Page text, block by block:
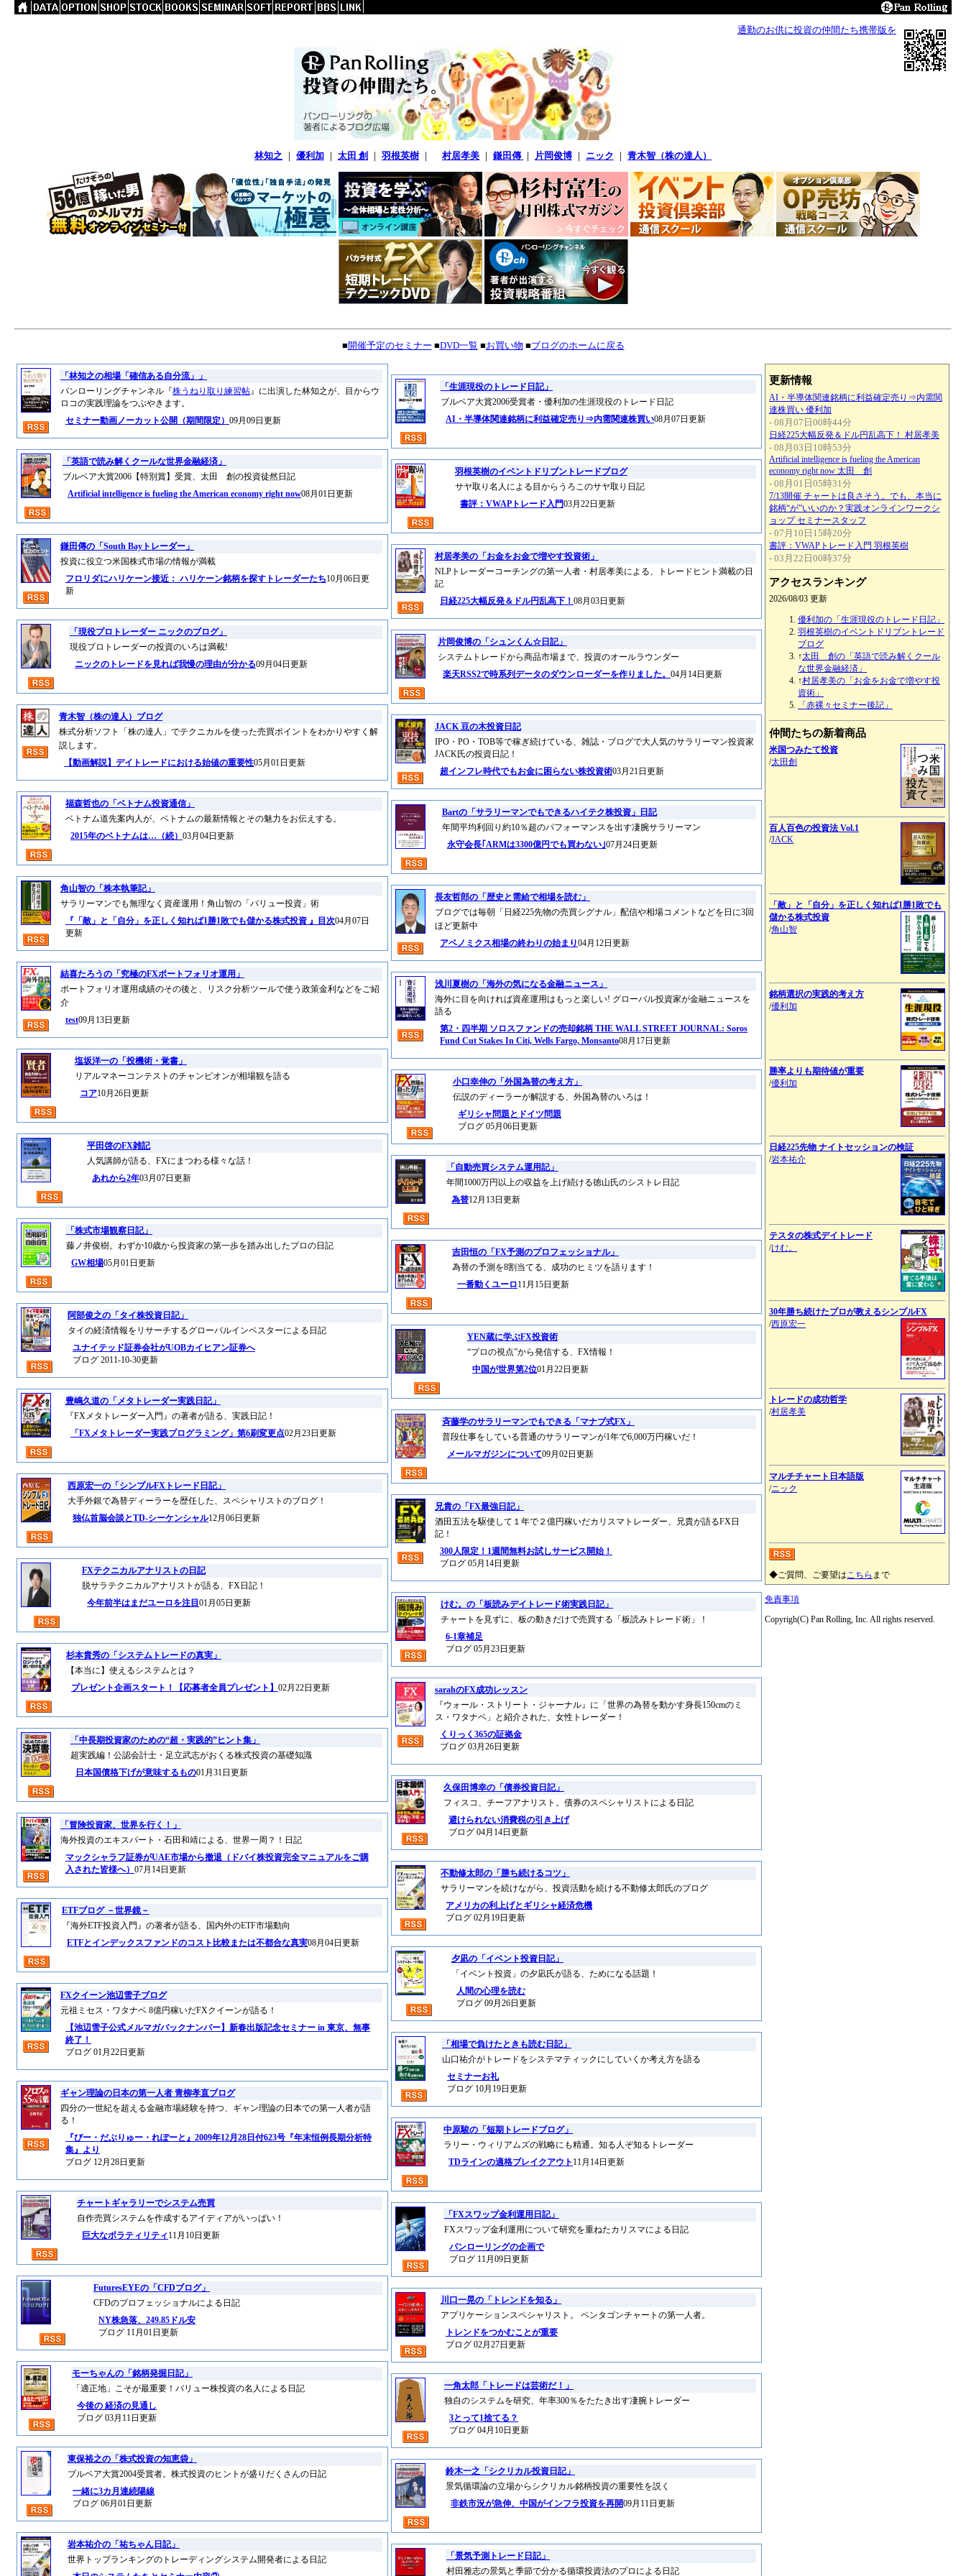
通勤のお供に投資の仲間たち携帯版を
林知之 ｜ 優利加 ｜ 太田 創 ｜ 羽根英樹 ｜ 村居孝美 ｜ 鎌田傳 ｜ 片岡俊博 ｜ ニック ｜ 青木智（株の達人）
■開催予定のセミナー ■DVD一覧 ■お買い物 ■ブログのホームに戻る
「林知之の相場「確信ある自分流」」
パンローリングチャンネル『株うねり取り練習帖』に出演した林知之が、目からウ
ロコの実践理論をつぶやきます。
セミナー動画ノーカット公開（期間限定） 09月09日更新
「英語で読み解くクールな世界金融経済」
ブルベア大賞2006【特別賞】受賞、太田 創の投資徒然日記
Artificial intelligence is fueling the American economy right now08月01日更新
鎌田傳の「South Bayトレーダー」
投資に役立つ米国株式市場の情報が満載
フロリダにハリケーン接近： ハリケーン銘柄を探すトレーダーたち10月06日更
新
「現役プロトレーダー ニックのブログ」
現役プロトレーダーの投資のいろは満載!
ニックのトレードを見れば我慢の理由が分かる09月04日更新
青木智（株の達人）ブログ
株式分析ソフト「株の達人」でテクニカルを使った売買ポイントをわかりやすく解
説します。
【動画解説】デイトレードにおける始値の重要性05月01日更新
福森哲也の「ベトナム投資通信」
ベトナム道先案内人が、ベトナムの最新情報とその魅力をお伝えする。
2015年のベトナムは…（続） 03月04日更新
角山智の「株本執筆記」
サラリーマンでも無理なく資産運用！角山智の「バリュー投資」術
『「敵」と「自分」を正しく知れば1勝1敗でも儲かる株式投資 』目次04月07日
更新
結喜たろうの「究極のFXポートフォリオ運用」
ポートフォリオ運用成績のその後と、リスク分析ツールで使う政策金利などをご紹
介
test09月13日更新
塩坂洋一の「投機術・覚書」
リアルマネーコンテストのチャンピオンが相場観を語る
コア10月26日更新
平田啓のFX雑記
人気講師が語る、FXにまつわる様々な話！
あれから2年03月07日更新
「株式市場観察日記」
藤ノ井俊樹。わずか10歳から投資家の第一歩を踏み出したプロの日記
GW相場05月01日更新
阿部俊之の「タイ株投資日記」
タイの経済情報をリサーチするグローバルインベスターによる日記
ユナイテッド証券会社がUOBカイヒアン証券へ
ブログ 2011-10-30更新
豊嶋久道の「メタトレーダー実践日記」
『FXメタトレーダー入門』の著者が語る、実践日記！
「FXメタトレーダー実践プログラミング」第6刷変更点02月23日更新
西原宏一の「シンプルFXトレード日記」
大手外銀で為替ディーラーを歴任した、スペシャリストのブログ！
独仏首脳会談とTD-シーケンシャル12月06日更新
FXテクニカルアナリストの日記
脱サラテクニカルアナリストが語る、FX日記！
今年前半はまだユーロを注目 01月05日更新
杉本貴秀の「システムトレードの真実」
【本当に】使えるシステムとは？
プレゼント企画スタート！【応募者全員プレゼント】 02月22日更新
「中長期投資家のための“超・実践的”ヒント集」
超実践編！公認会計士・足立武志がおくる株式投資の基礎知識
日本国債格下げが意味するもの01月31日更新
「冒険投資家、世界を行く！」
海外投資のエキスパート・石田和靖による、世界一周？！日記
マックシャラフ証券がUAE市場から撤退（ドバイ株投資完全マニュアルをご購
入された皆様へ） 07月14日更新
ETFブログ －世界鏡－
『海外ETF投資入門』の著者が語る、国内外のETF市場動向
ETFとインデックスファンドのコスト比較または不都合な真実08月04日更新
FXクイーン池辺雪子ブログ
元祖ミセス・ワタナベ 8億円稼いだFXクイーンが語る！
【池辺雪子公式メルマガバックナンバー】新春出版記念セミナー in 東京、無事
終了！
ブログ 01月22日更新
ギャン理論の日本の第一人者 青柳孝直ブログ
四分の一世紀を超える金融市場経験を持つ、ギャン理論の日本での第一人者が語
る！
『びー・だぶりゅー・れぽーと』2009年12月28日付623号『年末恒例長期分析特
集』より
ブログ 12月28日更新
チャートギャラリーでシステム売買
自作売買システムを作成するアイディアがいっぱい！
巨大なボラティリティ 11月10日更新
FuturesEYEの「CFDブログ」
CFDのプロフェッショナルによる日記
NY株急落、249.85ドル安
ブログ 11月01日更新
モーちゃんの「銘柄発掘日記」
「適正地」こそが最重要！バリュー株投資の名人による日記
今後の 経済の見通し
ブログ 03月11日更新
東保裕之の「株式投資の知恵袋」
ブルベア大賞2004受賞者。株式投資のヒントが盛りだくさんの日記
一緒に3カ月連続陽線
ブログ 06月01日更新
岩本祐介の「祐ちゃん日記」
世界トップランキングのトレーディングシステム開発者による日記
「生涯現役のトレード日記」
ブルベア大賞2006受賞者・優利加の生涯現役のトレード日記
AI・半導体関連銘柄に利益確定売り⇒内需関連株買い08月07日更新
羽根英樹のイベントドリブントレードブログ
サヤ取り名人による目からうろこのサヤ取り日記
書評：VWAPトレード入門03月22日更新
村居孝美の「お金をお金で増やす投資術」
NLPトレーダーコーチングの第一人者・村居孝美による、トレードヒント満載の日
記
日経225大幅反発＆ドル円乱高下！ 08月03日更新
片岡俊博の「シュンくん☆日記」
システムトレードから商品市場まで、投資のオールラウンダー
楽天RSS2で時系列データのダウンローダーを作りました。 04月14日更新
JACK 豆の木投資日記
IPO・PO・TOB等で稼ぎ続けている、雑誌・ブログで大人気のサラリーマン投資家
JACK氏の投資日記！
超インフレ時代でもお金に困らない株投資術03月21日更新
Bartの「サラリーマンでもできるハイテク株投資」日記
年間平均利回り約10％超のパフォーマンスを出す凄腕サラリーマン
永守会長｢ARMは3300億円でも買わない｣07月24日更新
長友哲郎の「歴史と需給で相場を読む」
ブログでは毎朝「日経225先物の売買シグナル」配信や相場コメントなどを日に3回
ほど更新中
アベノミクス相場の終わりの始まり04月12日更新
浅川夏樹の「海外の気になる金融ニュース」
海外に目を向ければ資産運用はもっと楽しい! グローバル投資家が金融ニュースを
語る
第2・四半期 ソロスファンドの売却銘柄 THE WALL STREET JOURNAL: Soros
Fund Cut Stakes In Citi, Wells Fargo, Monsanto08月17日更新
小口幸伸の「外国為替の考え方」
伝説のディーラーが解説する、外国為替のいろは！
ギリシャ問題とドイツ問題
ブログ 05月06日更新
「自動売買システム運用記」
年間1000万円以上の収益を上げ続ける徳山氏のシストレ日記
為替12月13日更新
吉田恒の「FX予測のプロフェッショナル」
為替の予測を8割当てる、成功のヒミツを語ります！
一番動くユーロ11月15日更新
YEN蔵に学ぶFX投資術
“プロの視点”から発信する、FX情報！
中国が世界第2位01月22日更新
斉藤学のサラリーマンでもできる「マナブ式FX」
普段仕事をしている普通のサラリーマンが1年で6,000万円稼いだ！
メールマガジンについて09月02日更新
兄貴の「FX最強日記」
酒田五法を駆使して１年で２億円稼いだカリスマトレーダー、兄貴が語るFX日
記！
300人限定！1週間無料お試しサービス開始！
ブログ 05月14日更新
けむ。の「板読みデイトレード術実践日記」
チャートを見ずに、板の動きだけで売買する「板読みトレード術」！
6-1章補足
ブログ 05月23日更新
sarahのFX成功レッスン
『ウォール・ストリート・ジャーナル』に「世界の為替を動かす身長150cmのミ
ス・ワタナベ」と紹介された、女性トレーダー！
くりっく365の証拠金
ブログ 03月26日更新
久保田博幸の「債券投資日記」
フィスコ、チーフアナリスト。債券のスペシャリストによる日記
避けられない消費税の引き上げ
ブログ 04月14日更新
不動修太郎の「勝ち続けるコツ」
サラリーマンを続けながら、投資活動を続ける不動修太郎氏のブログ
アメリカの利上げとギリシャ経済危機
ブログ 02月19日更新
夕凪の「イベント投資日記」
「イベント投資」の夕凪氏が語る、ためになる話題！
人間の心理を読む
ブログ 09月26日更新
「相場で負けたときも読む日記」
山口祐介がトレードをシステマティックにしていくか考え方を語る
セミナーお礼
ブログ 10月19日更新
中原駿の「短期トレードブログ」
ラリー・ウィリアムズの戦略にも精通。知る人ぞ知るトレーダー
TDラインの適格ブレイクアウト 11月14日更新
「FXスワップ金利運用日記」
FXスワップ金利運用について研究を重ねたカリスマによる日記
パンローリングの企画で
ブログ 11月09日更新
川口一晃の「トレンドを知る」
アプリケーションスペシャリスト。 ペンタゴンチャートの第一人者。
トレンドをつかむことが重要
ブログ 02月27日更新
一角太郎「トレードは芸術だ！」
独自のシステムを研究、年率300％をたたき出す凄腕トレーダー
3とって1捨てる？
ブログ 04月10日更新
鈴木一之「シクリカル投資日記」
景気循環論の立場からシクリカル銘柄投資の重要性を説く
非鉄市況が急伸、中国がインフラ投資を再開09月11日更新
「景気予測トレード日記」
村田雅志の景気と季節で分かる循環投資法のプロによる日記
更新情報
AI・半導体関連銘柄に利益確定売り⇒内需関
連株買い 優利加
- 08月07日00時44分
日経225大幅反発＆ドル円乱高下！ 村居孝美
- 08月03日10時53分
Artificial intelligence is fueling the American
economy right now 太田 創
- 08月01日05時31分
7/13開催 チャートは良さそう。でも、本当に
銘柄“が”いいのか？実践オンラインワークシ
ョップ セミナースタッフ
- 07月10日15時20分
書評：VWAPトレード入門 羽根英樹
- 03月22日00時37分
アクセスランキング
2026/08/03 更新
優利加の「生涯現役のトレード日記」
羽根英樹のイベントドリブントレード
ブログ
↑太田 創の「英語で読み解くクール
な世界金融経済」
↑村居孝美の「お金をお金で増やす投
資術」
「赤裸々セミナー後記」
仲間たちの新着商品
米国つみたて投資
/太田創
百人百色の投資法 Vol.1
/JACK
「敵」と「自分」を正しく知れば1勝1敗でも
儲かる株式投資
/角山智
銘柄選択の実践的考え方
/優利加
勝率よりも期待値が重要
/優利加
日経225先物 ナイトセッションの検証
/岩本祐介
テスタの株式デイトレード
/けむ。
30年勝ち続けたプロが教えるシンプルFX
/西原宏一
トレードの成功哲学
/村居孝美
マルチチャート日本語版
/ニック
◆ご質問、ご要望は こちら まで
免責事項
Copyrigh(C) Pan Rolling, Inc. All rights reserved.